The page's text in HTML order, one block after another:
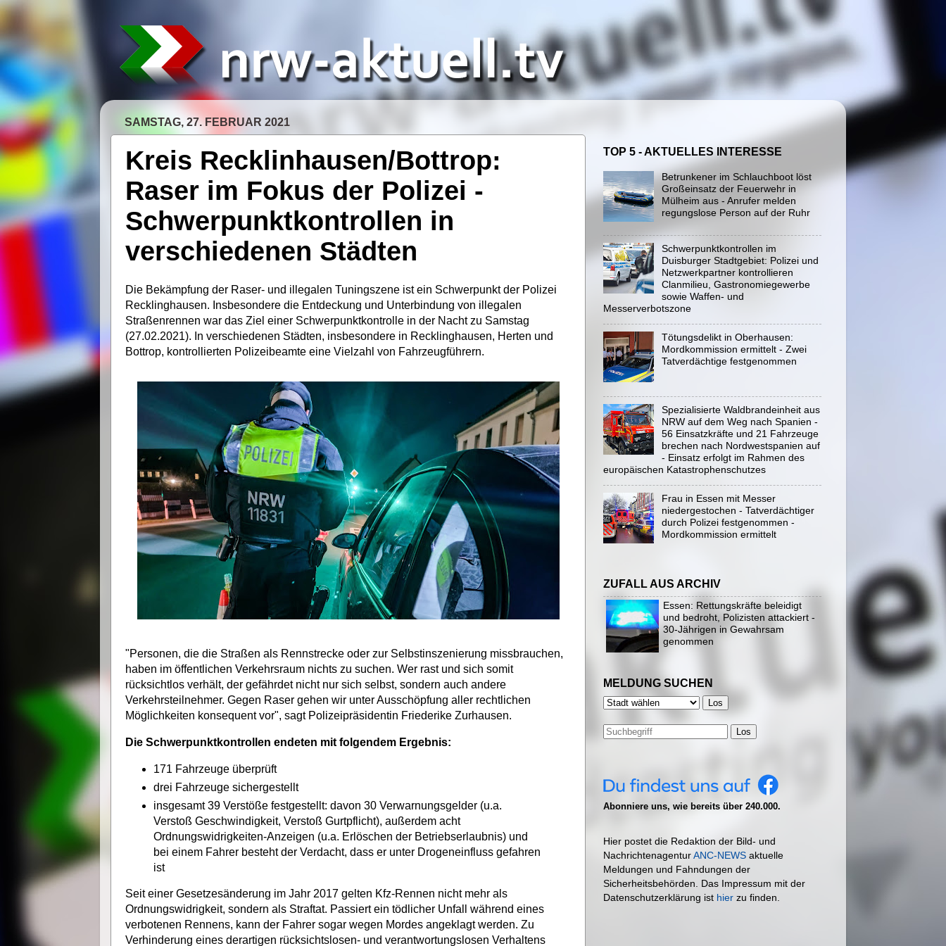
SAMSTAG, 27. FEBRUAR 2021
Kreis Recklinhausen/Bottrop:
Raser im Fokus der Polizei -
Schwerpunktkontrollen in
verschiedenen Städten
Die Bekämpfung der Raser- und illegalen Tuningszene ist ein Schwerpunkt der Polizei
Recklinghausen. Insbesondere die Entdeckung und Unterbindung von illegalen
Straßenrennen war das Ziel einer Schwerpunktkontrolle in der Nacht zu Samstag
(27.02.2021). In verschiedenen Städten, insbesondere in Recklinghausen, Herten und
Bottrop, kontrollierten Polizeibeamte eine Vielzahl von Fahrzeugführern.
"Personen, die die Straßen als Rennstrecke oder zur Selbstinszenierung missbrauchen,
haben im öffentlichen Verkehrsraum nichts zu suchen. Wer rast und sich somit
rücksichtlos verhält, der gefährdet nicht nur sich selbst, sondern auch andere
Verkehrsteilnehmer. Gegen Raser gehen wir unter Ausschöpfung aller rechtlichen
Möglichkeiten konsequent vor", sagt Polizeipräsidentin Friederike Zurhausen.
Die Schwerpunktkontrollen endeten mit folgendem Ergebnis:
171 Fahrzeuge überprüft
drei Fahrzeuge sichergestellt
insgesamt 39 Verstöße festgestellt: davon 30 Verwarnungsgelder (u.a.
Verstoß Geschwindigkeit, Verstoß Gurtpflicht), außerdem acht
Ordnungswidrigkeiten-Anzeigen (u.a. Erlöschen der Betriebserlaubnis) und
bei einem Fahrer besteht der Verdacht, dass er unter Drogeneinfluss gefahren
ist
Seit einer Gesetzesänderung im Jahr 2017 gelten Kfz-Rennen nicht mehr als
Ordnungswidrigkeit, sondern als Straftat. Passiert ein tödlicher Unfall während eines
verbotenen Rennens, kann der Fahrer sogar wegen Mordes angeklagt werden. Zu
Verhinderung eines derartigen rücksichtslosen- und verantwortungslosen Verhaltens
TOP 5 - AKTUELLES INTERESSE
Betrunkener im Schlauchboot löst
Großeinsatz der Feuerwehr in
Mülheim aus - Anrufer melden
regungslose Person auf der Ruhr
Schwerpunktkontrollen im
Duisburger Stadtgebiet: Polizei und
Netzwerkpartner kontrollieren
Clanmilieu, Gastronomiegewerbe
sowie Waffen- und
Messerverbotszone
Tötungsdelikt in Oberhausen:
Mordkommission ermittelt - Zwei
Tatverdächtige festgenommen
Spezialisierte Waldbrandeinheit aus
NRW auf dem Weg nach Spanien -
56 Einsatzkräfte und 21 Fahrzeuge
brechen nach Nordwestspanien auf
- Einsatz erfolgt im Rahmen des
europäischen Katastrophenschutzes
Frau in Essen mit Messer
niedergestochen - Tatverdächtiger
durch Polizei festgenommen -
Mordkommission ermittelt
ZUFALL AUS ARCHIV
Essen: Rettungskräfte beleidigt
und bedroht, Polizisten attackiert -
30-Jährigen in Gewahrsam
genommen
MELDUNG SUCHEN
Los
Abonniere uns, wie bereits über 240.000.
Hier postet die Redaktion der Bild- und
NachrichtenagenturANC-NEWS aktuelle
Meldungen und Fahndungen der
Sicherheitsbehörden. Das Impressum mit der
Datenschutzerklärung ist hier zu finden.